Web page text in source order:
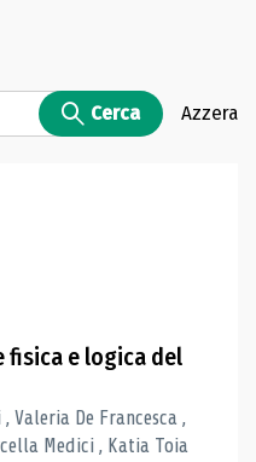
Cerca Azzera
fisica e logica del
Valeria De Francesca ,
Medici , Katia Toia